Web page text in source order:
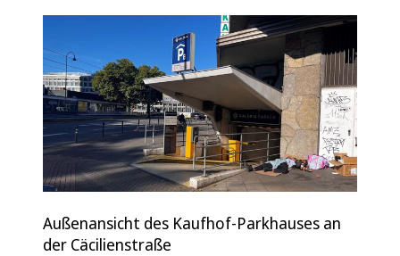
Außenansicht des Kaufhof-Parkhauses an
der Cäcilienstraße